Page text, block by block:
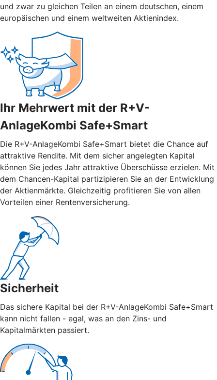
und zwar zu gleichen Teilen an einem deutschen, einem
europäischen und einem weltweiten Aktienindex.
Ihr Mehrwert mit der R+V-
AnlageKombi Safe+Smart
Die R+V-AnlageKombi Safe+Smart bietet die Chance auf
attraktive Rendite. Mit dem sicher angelegten Kapital
können Sie jedes Jahr attraktive Überschüsse erzielen. Mit
dem Chancen-Kapital partizipieren Sie an der Entwicklung
der Aktienmärkte. Gleichzeitig profitieren Sie von allen
Vorteilen einer Rentenversicherung.
Sicherheit
Das sichere Kapital bei der R+V-AnlageKombi Safe+Smart
kann nicht fallen - egal, was an den Zins- und
Kapitalmärkten passiert.